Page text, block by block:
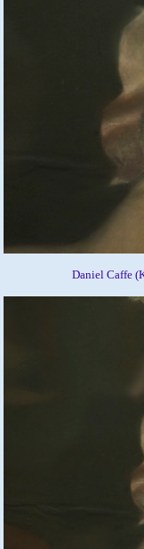
Daniel Caffe